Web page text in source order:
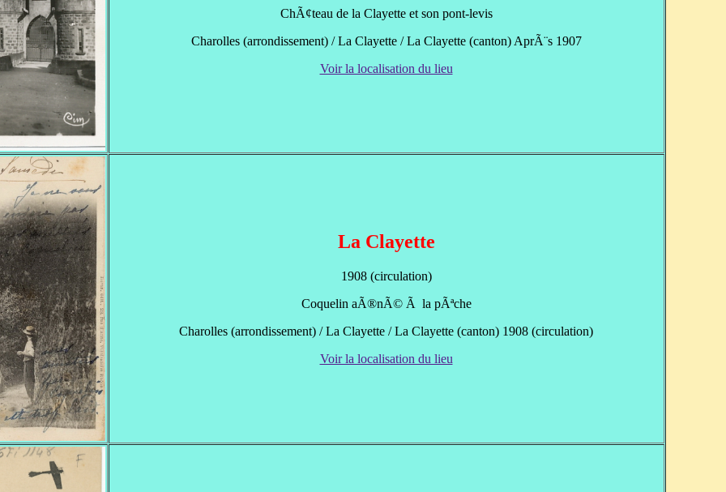
ChÃ¢teau de la Clayette et son pont-levis
Charolles (arrondissement) / La Clayette / La Clayette (canton) AprÃ¨s 1907
Voir la localisation du lieu
La Clayette
1908 (circulation)
Coquelin aÃ®nÃ© Ã la pÃªche
Charolles (arrondissement) / La Clayette / La Clayette (canton) 1908 (circulation)
Voir la localisation du lieu